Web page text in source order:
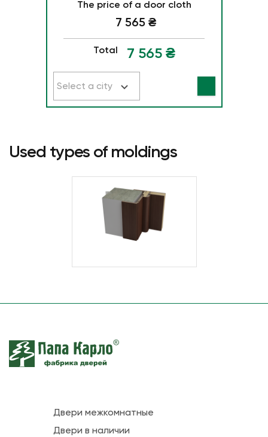
The price of a door cloth
7 565 ₴
Total 7 565₴
Select a city
Used types of moldings
Двери межкомнатные
Двери в наличии